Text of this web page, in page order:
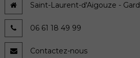
Saint-Laurent-d'Aigouze - Gard
06 61 18 49 99
Contactez-nous